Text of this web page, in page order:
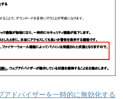
アドバイザーを一時的に無効化する